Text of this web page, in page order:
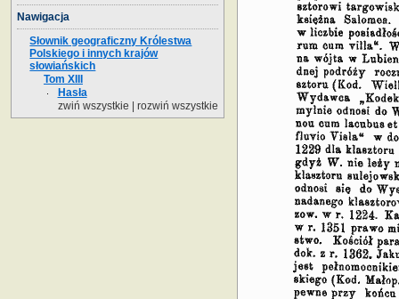
Nawigacja
Słownik geograficzny Królestwa
Polskiego i innych krajów
słowiańskich
Tom XIII
Hasła
zwiń wszystkie
rozwiń wszystkie